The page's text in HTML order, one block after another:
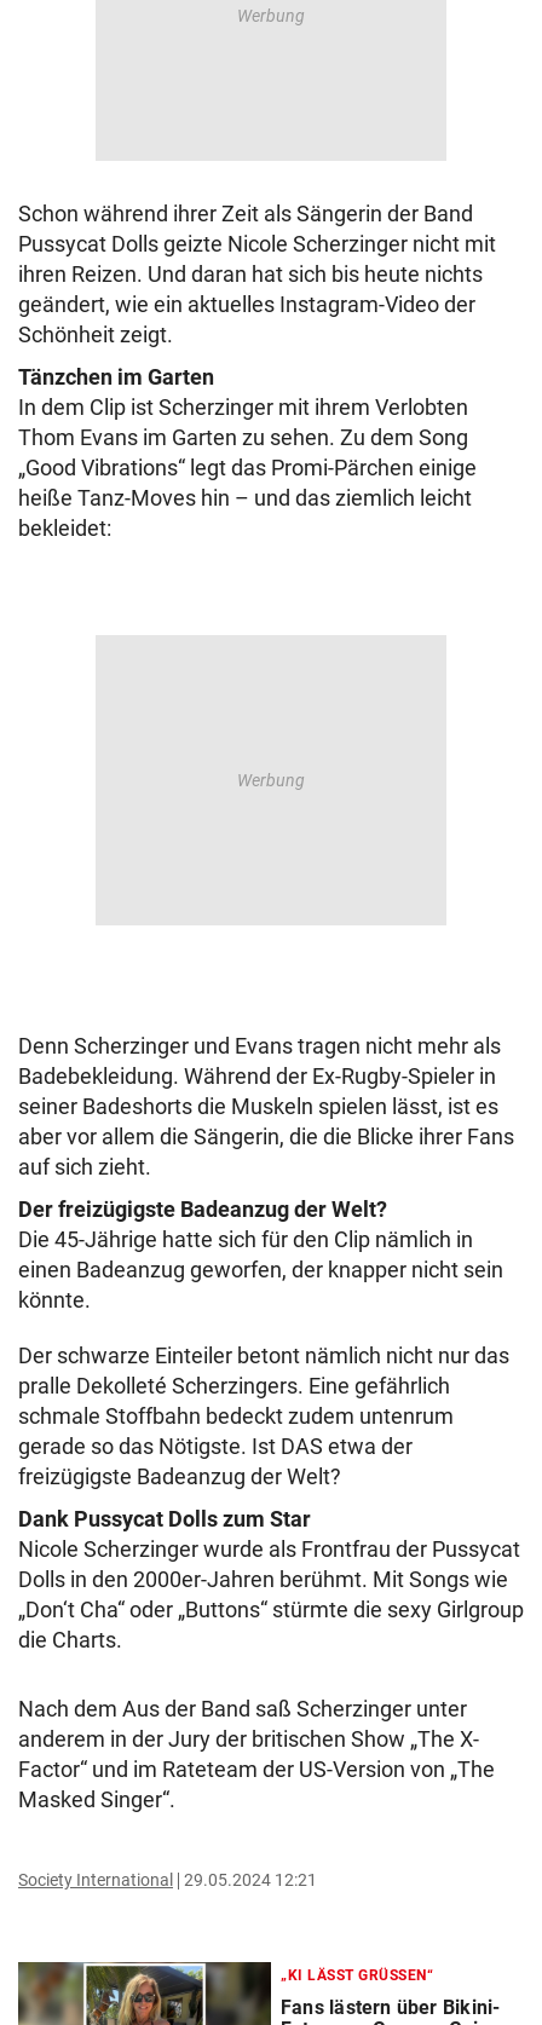
Schon während ihrer Zeit als Sängerin der Band
Pussycat Dolls geizte Nicole Scherzinger nicht mit
ihren Reizen. Und daran hat sich bis heute nichts
geändert, wie ein aktuelles Instagram-Video der
Schönheit zeigt.
Tänzchen im Garten
In dem Clip ist Scherzinger mit ihrem Verlobten
Thom Evans im Garten zu sehen. Zu dem Song
„Good Vibrations“ legt das Promi-Pärchen einige
heiße Tanz-Moves hin – und das ziemlich leicht
bekleidet:
Denn Scherzinger und Evans tragen nicht mehr als
Badebekleidung. Während der Ex-Rugby-Spieler in
seiner Badeshorts die Muskeln spielen lässt, ist es
aber vor allem die Sängerin, die die Blicke ihrer Fans
auf sich zieht.
Der freizügigste Badeanzug der Welt?
Die 45-Jährige hatte sich für den Clip nämlich in
einen Badeanzug geworfen, der knapper nicht sein
könnte.
Der schwarze Einteiler betont nämlich nicht nur das
pralle Dekolleté Scherzingers. Eine gefährlich
schmale Stoffbahn bedeckt zudem untenrum
gerade so das Nötigste. Ist DAS etwa der
freizügigste Badeanzug der Welt?
Dank Pussycat Dolls zum Star
Nicole Scherzinger wurde als Frontfrau der Pussycat
Dolls in den 2000er-Jahren berühmt. Mit Songs wie
„Don‘t Cha“ oder „Buttons“ stürmte die sexy Girlgroup
die Charts.
Nach dem Aus der Band saß Scherzinger unter
anderem in der Jury der britischen Show „The X-
Factor“ und im Rateteam der US-Version von „The
Masked Singer“.
Society International 29.05.2024 12:21
„KI LÄSST GRÜSSEN“
Fans lästern über Bikini-